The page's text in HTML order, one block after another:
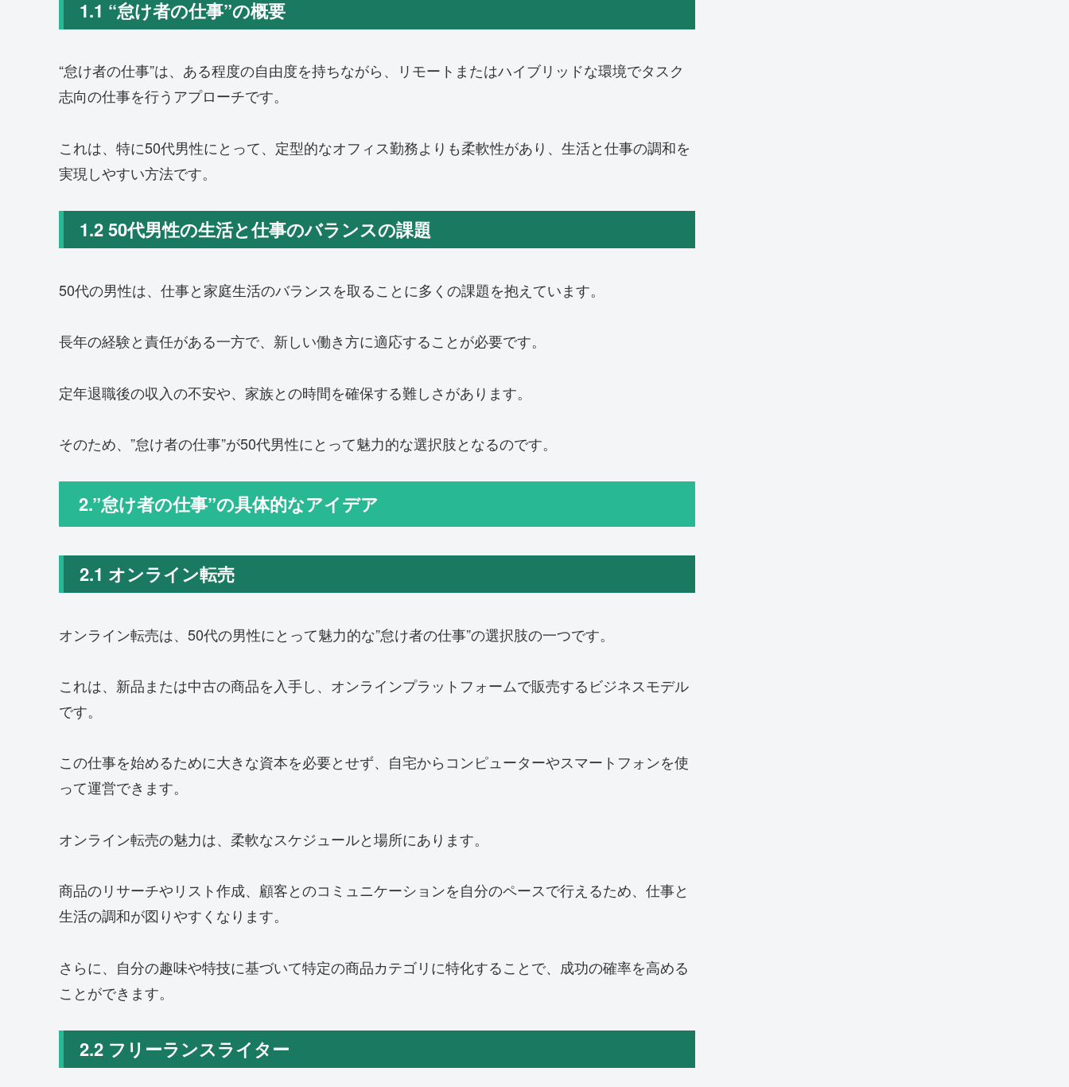
1.1 “怠け者の仕事”の概要
“怠け者の仕事”は、ある程度の自由度を持ちながら、リモートまたはハイブリッドな環境でタスク
志向の仕事を行うアプローチです。
これは、特に50代男性にとって、定型的なオフィス勤務よりも柔軟性があり、生活と仕事の調和を
実現しやすい方法です。
1.2 50代男性の生活と仕事のバランスの課題
50代の男性は、仕事と家庭生活のバランスを取ることに多くの課題を抱えています。
長年の経験と責任がある一方で、新しい働き方に適応することが必要です。
定年退職後の収入の不安や、家族との時間を確保する難しさがあります。
そのため、”怠け者の仕事”が50代男性にとって魅力的な選択肢となるのです。
2.”怠け者の仕事”の具体的なアイデア
2.1 オンライン転売
オンライン転売は、50代の男性にとって魅力的な”怠け者の仕事”の選択肢の一つです。
これは、新品または中古の商品を入手し、オンラインプラットフォームで販売するビジネスモデル
です。
この仕事を始めるために大きな資本を必要とせず、自宅からコンピューターやスマートフォンを使
って運営できます。
オンライン転売の魅力は、柔軟なスケジュールと場所にあります。
商品のリサーチやリスト作成、顧客とのコミュニケーションを自分のペースで行えるため、仕事と
生活の調和が図りやすくなります。
さらに、自分の趣味や特技に基づいて特定の商品カテゴリに特化することで、成功の確率を高める
ことができます。
2.2 フリーランスライター